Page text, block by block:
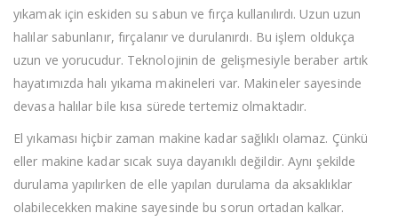
yıkamak için eskiden su sabun ve fırça kullanılırdı. Uzun uzun
halılar sabunlanır, fırçalanır ve durulanırdı. Bu işlem oldukça
uzun ve yorucudur. Teknolojinin de gelişmesiyle beraber artık
hayatımızda halı yıkama makineleri var. Makineler sayesinde
devasa halılar bile kısa sürede tertemiz olmaktadır.
El yıkaması hiçbir zaman makine kadar sağlıklı olamaz. Çünkü
eller makine kadar sıcak suya dayanıklı değildir. Aynı şekilde
durulama yapılırken de elle yapılan durulama da aksaklıklar
olabilecekken makine sayesinde bu sorun ortadan kalkar.